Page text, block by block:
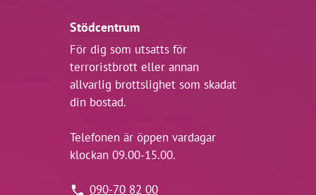
Stödcentrum
För dig som utsatts för
terroristbrott eller annan
allvarlig brottslighet som skadat
din bostad.
Telefonen är öppen vardagar
klockan 09.00-15.00.
090-70 82 00